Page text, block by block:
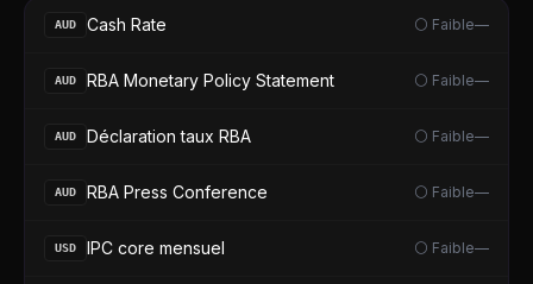
AUD Cash Rate ⚪ Faible—
AUD RBA Monetary Policy Statement ⚪ Faible—
AUD Déclaration taux RBA ⚪ Faible—
AUD RBA Press Conference ⚪ Faible—
USD IPC core mensuel ⚪ Faible—